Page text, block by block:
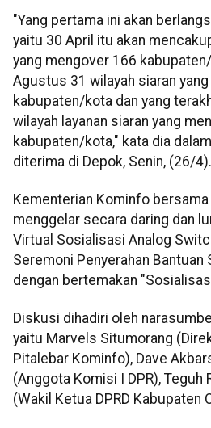
"Yang pertama ini akan
yaitu 30 April itu akan
yang mengover 166
Agustus 31 wilayah siaran
kabupaten/kota dan yang
wilayah layanan siaran yang
kabupaten/kota," kata dia
diterima di Depok, Senin, (26/4).
Kementerian Kominfo bersama
menggelar secara daring dan
Virtual Sosialisasi Analog
Seremoni Penyerahan Bantuan
dengan bertemakan
Diskusi dihadiri oleh
yaitu Marvels Situmorang
Pitalebar Kominfo), Dave
(Anggota Komisi I DPR), Teguh
(Wakil Ketua DPRD Kabupaten